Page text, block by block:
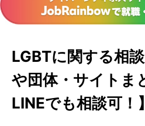
LGBTに関する相
や団体・サイトま
LINEでも相談可！】